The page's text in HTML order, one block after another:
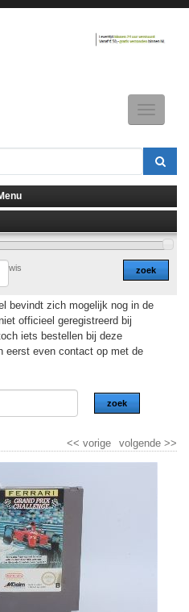
Toggle
▼
▼
zoek
wis
bevindt zich mogelijk nog in de
officieel geregistreerd bij
iets bestellen bij deze
eerst even contact op met de
zoek
volgende >>
<< vorige